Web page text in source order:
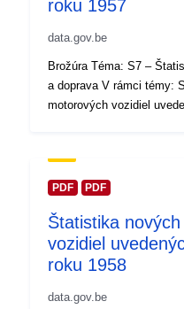
Katalógový
Identifikátory:
roku 1957
data.gov.be
Brožúra Téma: S7 –
a doprava V rámci témy:
motorových vozidiel
PDF PDF
Štatistika
vozidiel
roku 1958
data.gov.be